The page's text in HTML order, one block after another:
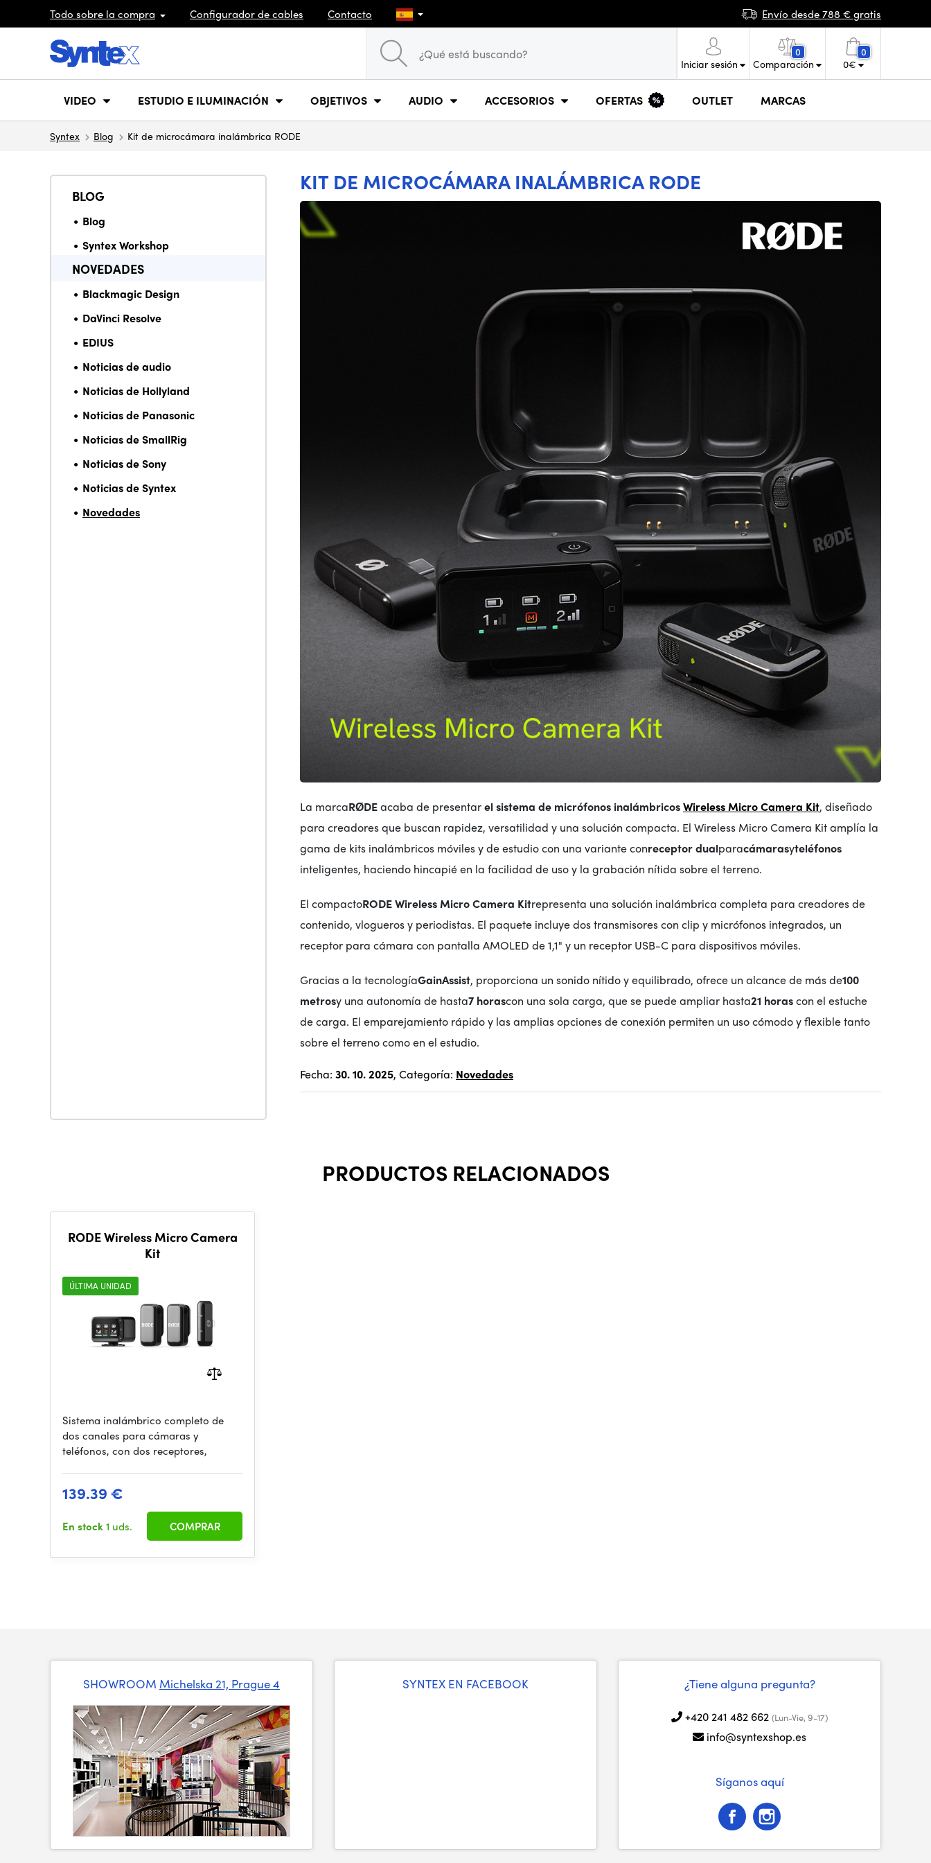
Todo sobre la compra Configurador de cables Contacto Envío desde 788 € gratis
Iniciar sesión
0
Comparación
0
0€
VIDEO ESTUDIO E ILUMINACIÓN OBJETIVOS AUDIO ACCESORIOS OFERTAS OUTLET MARCAS
Syntex Blog Kit de microcámara inalámbrica RODE
KIT DE MICROCÁMARA INALÁMBRICA RODE
BLOG
Blog
Syntex Workshop
NOVEDADES
Blackmagic Design
DaVinci Resolve
EDIUS
Noticias de audio
Noticias de Hollyland
Noticias de Panasonic
Noticias de SmallRig
Noticias de Sony
Noticias de Syntex
Novedades
La marcaRØDEacaba de presentarel sistema de micrófonos inalámbricosWireless Micro Camera Kit, diseñado
para creadores que buscan rapidez, versatilidad y una solución compacta. El Wireless Micro Camera Kit amplía la
gama de kits inalámbricos móviles y de estudio con una variante conreceptor dualparacámarasyteléfonos
inteligentes, haciendo hincapié en la facilidad de uso y la grabación nítida sobre el terreno.
El compactoRODE Wireless Micro Camera Kitrepresenta una solución inalámbrica completa para creadores de
contenido, vlogueros y periodistas. El paquete incluye dos transmisores con clip y micrófonos integrados, un
receptor para cámara con pantalla AMOLED de 1,1" y un receptor USB-C para dispositivos móviles.
Gracias a la tecnologíaGainAssist, proporciona un sonido nítido y equilibrado, ofrece un alcance de más de100
metrosy una autonomía de hasta7 horascon una sola carga, que se puede ampliar hasta21 horascon el estuche
de carga. El emparejamiento rápido y las amplias opciones de conexión permiten un uso cómodo y flexible tanto
sobre el terreno como en el estudio.
Fecha: 30. 10. 2025, Categoría: Novedades
PRODUCTOS RELACIONADOS
RODE Wireless Micro Camera
Kit
ÚLTIMA UNIDAD
Sistema inalámbrico completo de
dos canales para cámaras y
teléfonos, con dos receptores,
139.39 €
En stock1 uds. COMPRAR
SHOWROOM Michelska 21, Prague 4 SYNTEX EN FACEBOOK ¿Tiene alguna pregunta?
+420 241 482 662 (Lun-Vie, 9-17)
info@syntexshop.es
Síganos aquí